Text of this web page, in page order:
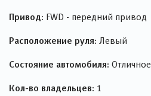
Привод: FWD - передний привод
Расположение руля: Левый
Состояние автомобиля: Отличное
Кол-во владельцев: 1